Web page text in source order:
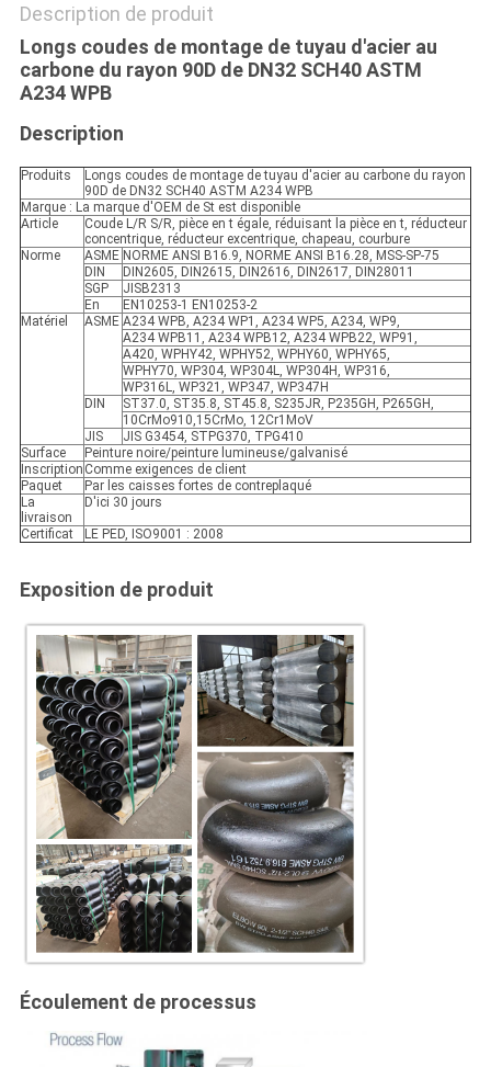
CONFIDENTIALITÉ
Description de produit
Longs coudes de montage de tuyau d'acier au
carbone du rayon 90D de DN32 SCH40 ASTM
A234 WPB
Description
Produits
Longs coudes de montage de tuyau d'acier au carbone du rayon
90D de DN32 SCH40 ASTM A234 WPB
Marque : La marque d'OEM de St est disponible
Article
Coude L/R S/R, pièce en t égale, réduisant la pièce en t, réducteur
concentrique, réducteur excentrique, chapeau, courbure
Norme
ASME NORME ANSI B16.9, NORME ANSI B16.28, MSS-SP-75
DIN
DIN2605, DIN2615, DIN2616, DIN2617, DIN28011
SGP
JISB2313
En
EN10253-1 EN10253-2
Matériel
ASME A234 WPB, A234 WP1, A234 WP5, A234, WP9,
A234 WPB11, A234 WPB12, A234 WPB22, WP91,
A420, WPHY42, WPHY52, WPHY60, WPHY65,
WPHY70, WP304, WP304L, WP304H, WP316,
WP316L, WP321, WP347, WP347H
DIN
ST37.0, ST35.8, ST45.8, S235JR, P235GH, P265GH,
10CrMo910,15CrMo, 12Cr1MoV
JIS
JIS G3454, STPG370, TPG410
Surface
Peinture noire/peinture lumineuse/galvanisé
Inscription Comme exigences de client
Paquet
Par les caisses fortes de contreplaqué
La
livraison
D'ici 30 jours
Certificat LE PED, ISO9001 : 2008
Exposition de produit
Écoulement de processus